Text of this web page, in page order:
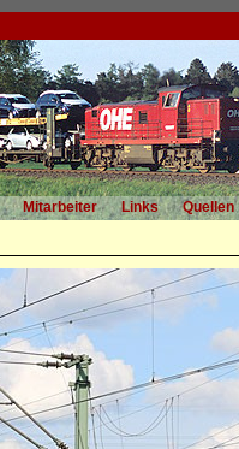
Mitarbeiter Links Quellen